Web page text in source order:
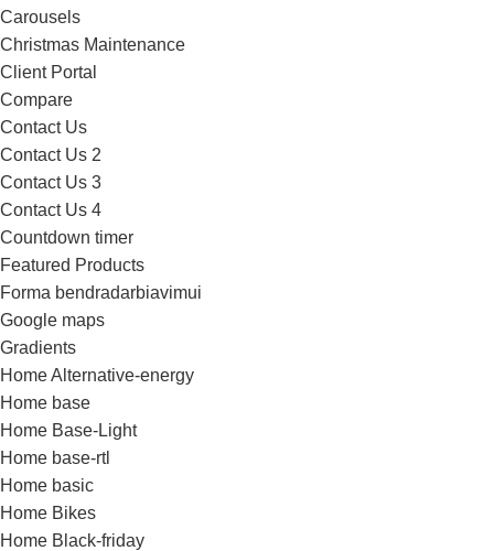
Carousels
Christmas Maintenance
Client Portal
Compare
Contact Us
Contact Us 2
Contact Us 3
Contact Us 4
Countdown timer
Featured Products
Forma bendradarbiavimui
Google maps
Gradients
Home Alternative-energy
Home base
Home Base-Light
Home base-rtl
Home basic
Home Bikes
Home Black-friday